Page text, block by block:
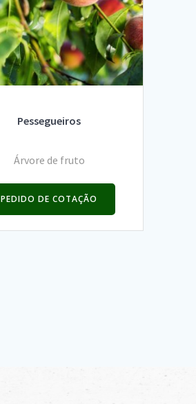
Pessegueiros
Árvore de fruto
PEDIDO DE COTAÇÃO